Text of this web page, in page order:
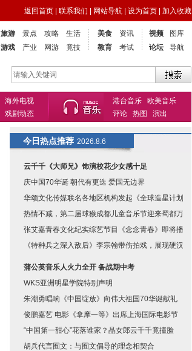
返回首页 联系我们 网站导航 设为首页 加入收藏
旅游 景点 攻略
生活
游戏
产业 网游 竟技
美食
资讯
教育
考试
视频
图库
论坛
导航
海外电视
戏剧动态
港台音乐
欧美音乐
评论
热图 演出
今日热点推荐 2026.8.6
云千千《大师兄》饰演校花少女感十足
庆中国70华诞 朝代有更迭 爱国无边界
华颂文化传媒联名各地区机构发起《全球造星计划》
热情不减，第二届球猴成都儿童音乐节迎来蜀都万达
张艾嘉青春文化纪实综艺节目《念念青春》即将播出
《特种兵之深入敌后》李宗翰带伤拍戏，展现硬汉风
蒲公英音乐人火力全开 备战期中考
WKS亚洲明星学院特别声明
朱潮勇唱响《中国绽放》向伟大祖国70华诞献礼
俊鹏嘉艺 电影《拿摩一等》出席上海国际电影节
“中国第一甜心”花落谁家？晶女郎云千千竟撞脸
胡兵代言囿文：与囿文倡导的理念相契合